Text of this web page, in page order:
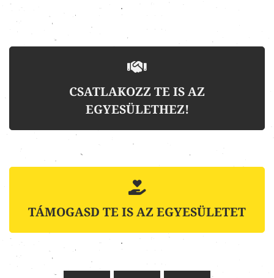
CSATLAKOZZ TE IS AZ
EGYESÜLETHEZ!
TÁMOGASD TE IS AZ EGYESÜLETET